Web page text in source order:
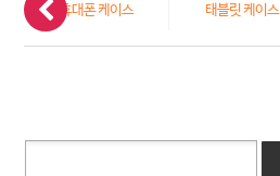
휴대폰 케이스 태블릿 케이스